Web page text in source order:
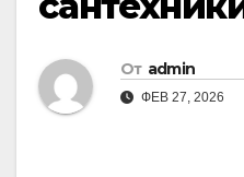
От admin
ФЕВ 27, 2026